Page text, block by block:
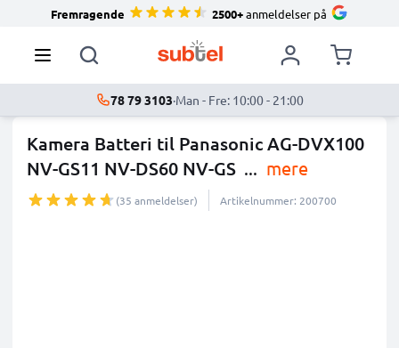
Fremragende 2500+anmeldelser på
78 79 3103·Man - Fre: 10:00 - 21:00
Kamera Batteri til Panasonic AG-DVX100
NV-GS11 NV-DS60 NV-GS ... mere
(35 anmeldelser) Artikelnummer: 200700